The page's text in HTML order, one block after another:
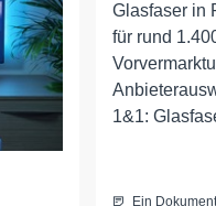
Glasfaser in
für rund
1&1:
Ein